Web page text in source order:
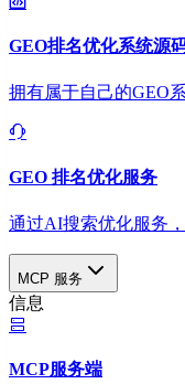
GEO排名优化系统源
拥有属于自己的GEO
GEO 排名优化服务
通过AI搜索优化服务
MCP 服务
信息
MCP服务端